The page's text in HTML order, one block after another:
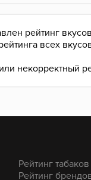
рейтинг
всех
некорректный
Рейтинг табаков
Рейтинг